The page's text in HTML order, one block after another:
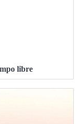
libre